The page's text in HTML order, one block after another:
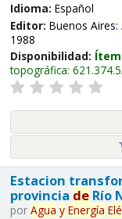
Idioma: Español
Editor: Buenos Aires:
1988
Disponibilidad:
topográfica:
Estacion
provincia deRío
por Agua y Energía